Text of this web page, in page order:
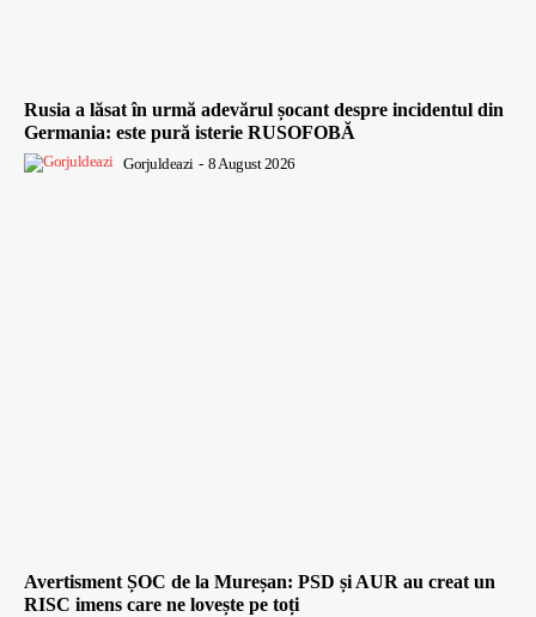
Rusia a lăsat în urmă adevărul șocant despre incidentul din
Germania: este pură isterie RUSOFOBĂ
Gorjuldeazi - 8 August 2026
Avertisment ȘOC de la Mureșan: PSD și AUR au creat un
RISC imens care ne lovește pe toți